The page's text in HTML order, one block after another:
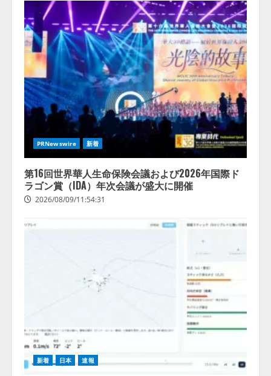
2026/08/07/13:53:50
る企業
は
26.8％。
AI導入
企業の
68.0％
が、自
社での
AI導
入・活
用は
「上手
くいっ
てい
る」と
回答
PRNewswire 新着
第16回世界華人生命保険会議および2026年国際ド
ラゴン賞（IDA）年次会議が盛大に開催
2026/08/09/11:54:31
新着 日本 速報